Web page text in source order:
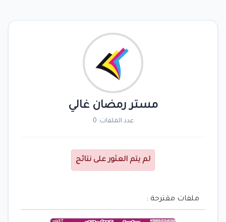
مستر رمضان غالي
عدد الملفات: 0
لم يتم العثور على نتائج
ملفات مقترحة :